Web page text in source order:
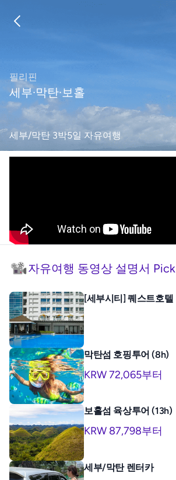
필리핀
세부·막탄·보홀
세부/막탄 3박5일 자유여행
자유여행 동영상 설명서 Pick
[세부시티] 퀘스트호텔
막탄섬 호핑투어 (8h)
KRW 72,065부터
보홀섬 육상투어 (13h)
KRW 87,798부터
세부/막탄 렌터카